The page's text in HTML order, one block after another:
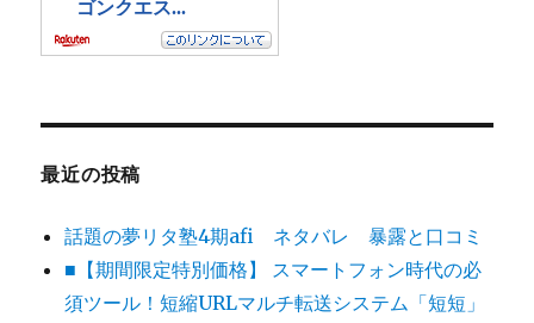
最近の投稿
話題の夢リタ塾4期afi ネタバレ 暴露と口コミ
■【期間限定特別価格】 スマートフォン時代の必
須ツール！短縮URLマルチ転送システム「短短」